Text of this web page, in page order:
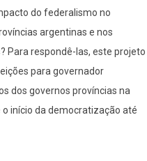
do federalismo no
argentinas e nos
Para respondê-las, este projeto
para governador
dos governos províncias na
início da democratização até